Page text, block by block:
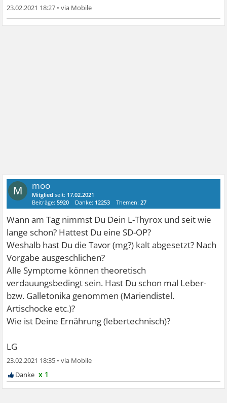
23.02.2021 18:27 •
M moo
Mitglied seit: 17.02.2021
Beiträge:5920 Danke: 12253 Themen:27
Wann am Tag nimmst Du Dein L-Thyrox und seit wie
lange schon? Hattest Du eine SD-OP?
Weshalb hast Du die Tavor (mg?) kalt abgesetzt? Nach
Vorgabe ausgeschlichen?
Alle Symptome können theoretisch
verdauungsbedingt sein. Hast Du schon mal Leber-
bzw. Galletonika genommen (Mariendistel.
Artischocke etc.)?
Wie ist Deine Ernährung (lebertechnisch)?
LG
23.02.2021 18:35 •
x 1